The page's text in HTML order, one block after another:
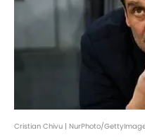
Cristian Chivu | NurPhoto/